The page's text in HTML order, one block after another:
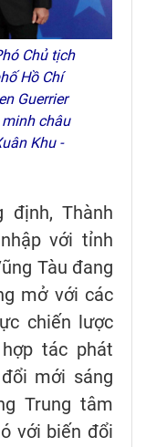
Chủ tịch
Hồ Chí
Guerrier
châu
Khu -
định, Thành
với tỉnh
Tàu đang
mở với các
chiến lược
tác phát
mới sáng
Trung tâm
với biến đổi